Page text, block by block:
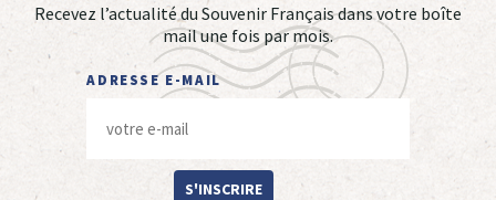
Recevez l’actualité du Souvenir Français dans votre boîte
mail une fois par mois.
ADRESSE E-MAIL
S'INSCRIRE